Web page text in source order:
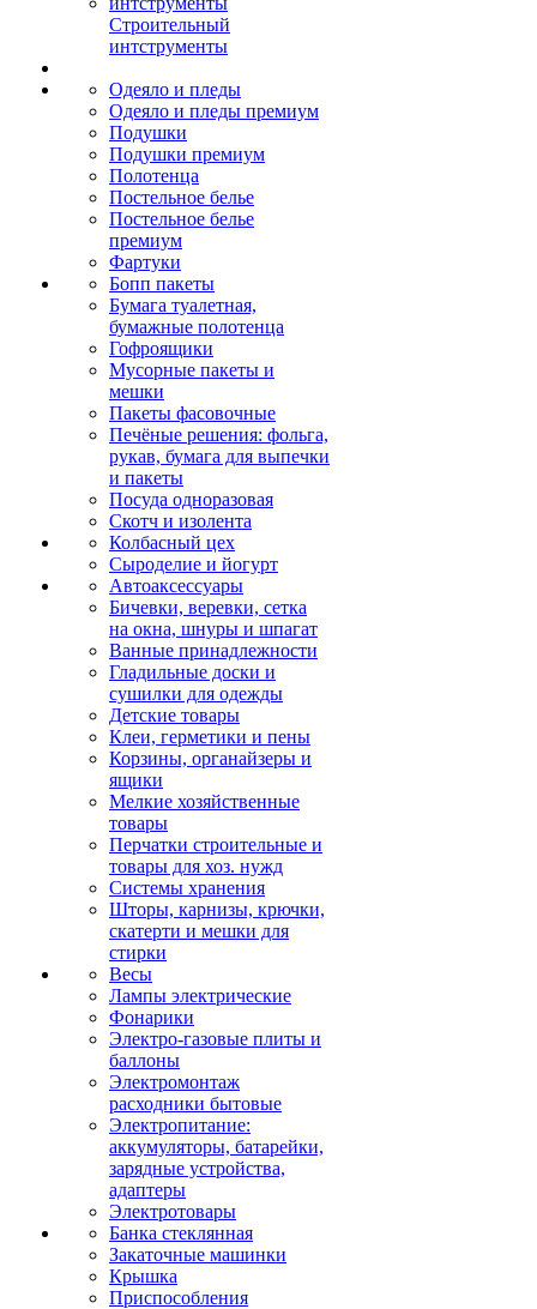
Строительный
интструменты
Одеяло и пледы
Одеяло и пледы премиум
Подушки
Подушки премиум
Полотенца
Постельное белье
Постельное белье
премиум
Фартуки
Бопп пакеты
Бумага туалетная,
бумажные полотенца
Гофроящики
Мусорные пакеты и
мешки
Пакеты фасовочные
Печёные решения: фольга,
рукав, бумага для выпечки
и пакеты
Посуда одноразовая
Скотч и изолента
Колбасный цех
Сыроделие и йогурт
Автоаксессуары
Бичевки, веревки, сетка
на окна, шнуры и шпагат
Ванные принадлежности
Гладильные доски и
сушилки для одежды
Детские товары
Клеи, герметики и пены
Корзины, органайзеры и
ящики
Мелкие хозяйственные
товары
Перчатки строительные и
товары для хоз. нужд
Системы хранения
Шторы, карнизы, крючки,
скатерти и мешки для
стирки
Весы
Лампы электрические
Фонарики
Электро-газовые плиты и
баллоны
Электромонтаж
расходники бытовые
Электропитание:
аккумуляторы, батарейки,
зарядные устройства,
адаптеры
Электротовары
Банка стеклянная
Закаточные машинки
Крышка
Приспособления